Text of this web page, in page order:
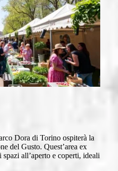
Dora di Torino ospiterà la
del Gusto. Quest’area ex
all’aperto e coperti, ideali